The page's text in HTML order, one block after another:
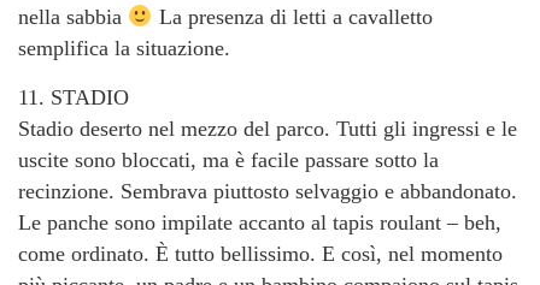
nella sabbia
La presenza di letti a cavalletto
semplifica la situazione.
11. STADIO
Stadio deserto nel mezzo del parco. Tutti gli ingressi e le
uscite sono bloccati, ma è facile passare sotto la
recinzione. Sembrava piuttosto selvaggio e abbandonato.
Le panche sono impilate accanto al tapis roulant – beh,
come ordinato. È tutto bellissimo. E così, nel momento